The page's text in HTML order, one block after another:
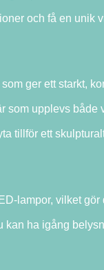
och få en unik
ger ett starkt,
som upplevs
tillför ett
lampor, vilket
kan ha igång